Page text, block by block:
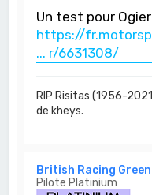
Un test pour
https://
... r/6631308/
RIP Risitas (1956-
de kheys.
British Racing Green
Pilote Platinium